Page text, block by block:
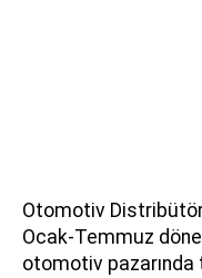
Otomotiv
Ocak-Temmuz
otomotiv pazarında